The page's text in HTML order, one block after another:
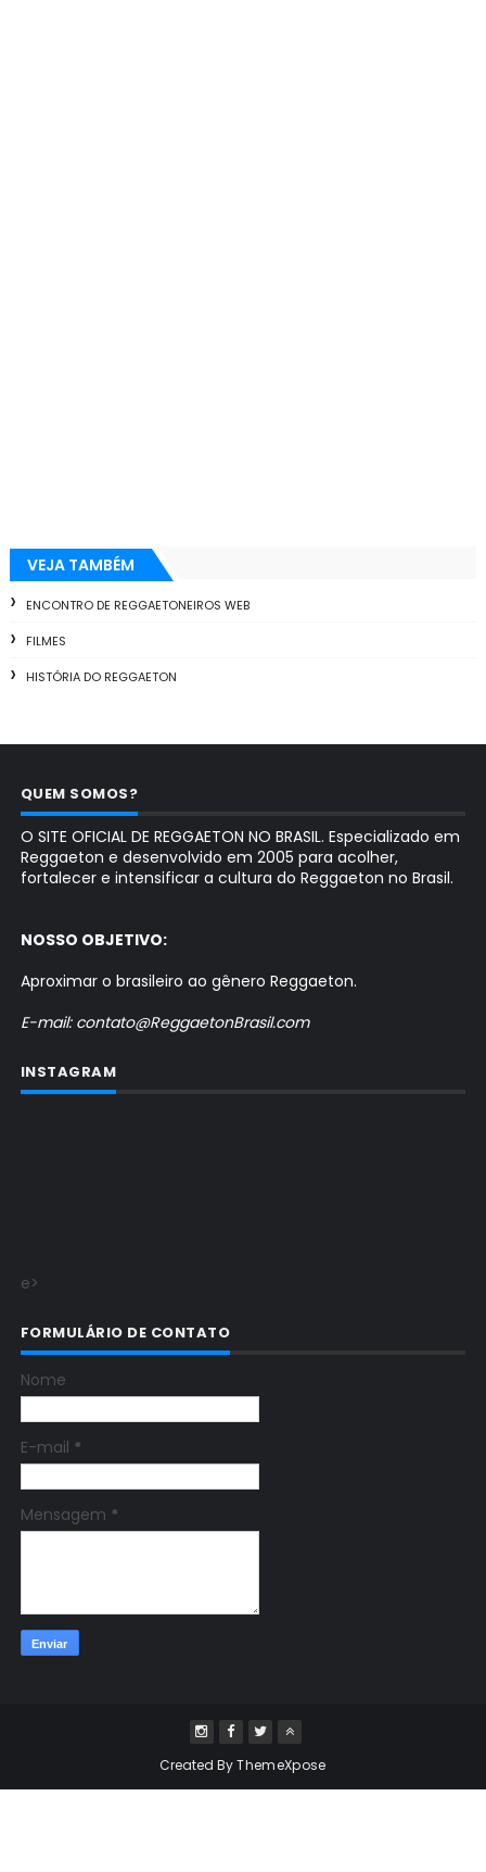
VEJA TAMBÉM
ENCONTRO DE REGGAETONEIROS WEB
FILMES
HISTÓRIA DO REGGAETON
QUEM SOMOS?
O SITE OFICIAL DE REGGAETON NO BRASIL. Especializado em
Reggaeton e desenvolvido em 2005 para acolher,
fortalecer e intensificar a cultura do Reggaeton no Brasil.
NOSSO OBJETIVO:
Aproximar o brasileiro ao gênero Reggaeton.
E-mail: contato@ReggaetonBrasil.com
INSTAGRAM
e>
FORMULÁRIO DE CONTATO
Nome
E-mail *
Mensagem *
Created ByThemeXpose